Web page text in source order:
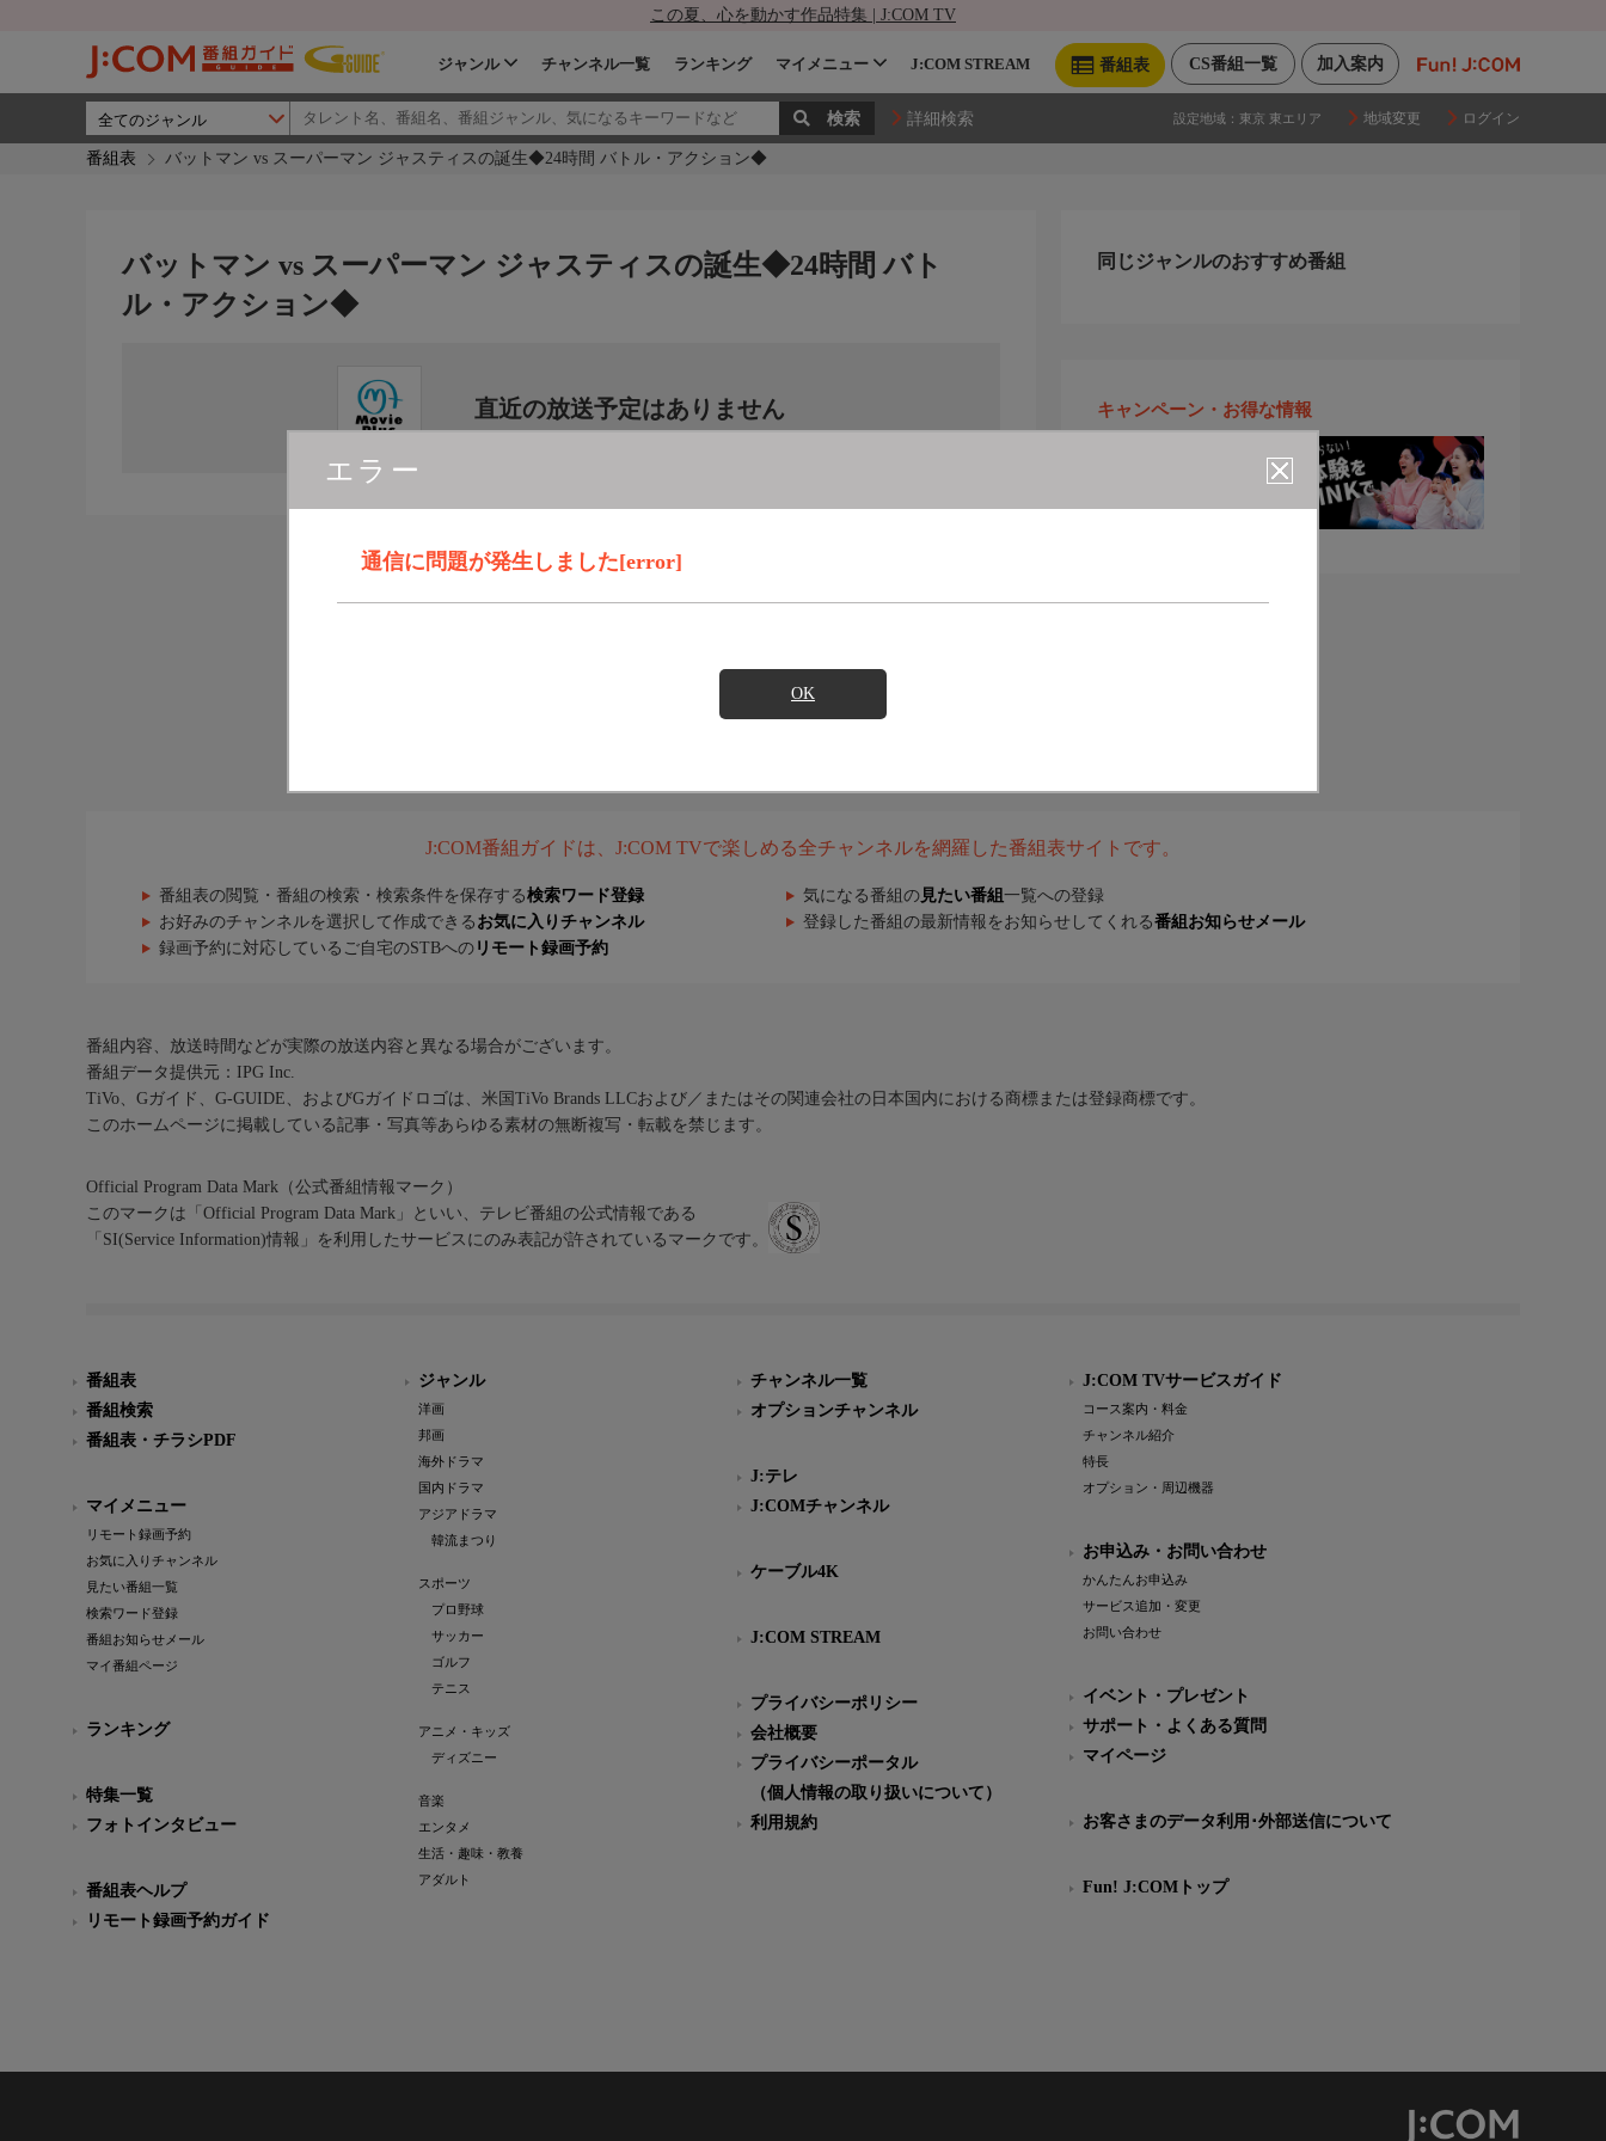
この夏、心を動かす作品特集 | J:COM TV
加入案内
CS番組一覧
番組表
ジャンル チャンネル一覧 ランキング マイメニュー J:COM STREAM
詳細検索 設定地域： 東京 東エリア 地域変更 ログイン
番組表 バットマン vs スーパーマン ジャスティスの誕生◆24時間 バトル・アクション◆
エラー
通信に問題が発生しました[error]
OK
バットマン vs スーパーマン ジャスティスの誕生◆24時間 バト
ル・アクション◆
直近の放送予定はありません
同じジャンルのおすすめ番組
キャンペーン・お得な情報
J:COM番組ガイドは、J:COM TVで楽しめる全チャンネルを網羅した番組表サイトです。
番組表の閲覧・番組の検索・検索条件を保存する検索ワード登録 気になる番組の 見たい番組 一覧への登録
お好みのチャンネルを選択して作成できる お気に入りチャンネル 登録した番組の最新情報をお知らせしてくれる番組お知らせメール
録画予約に対応しているご自宅のSTBへの リモート録画予約
番組内容、放送時間などが実際の放送内容と異なる場合がございます。
番組データ提供元：IPG Inc.
TiVo、Gガイド、G-GUIDE、およびGガイドロゴは、米国TiVo Brands LLCおよび／またはその関連会社の日本国内における商標または登録商標です。
このホームページに掲載している記事・写真等あらゆる素材の無断複写・転載を禁じます。
Official Program Data Mark（公式番組情報マーク）
このマークは「Official Program Data Mark」といい、テレビ番組の公式情報である
「SI(Service Information)情報」を利用したサービスにのみ表記が許されているマークです。
番組表
番組検索
番組表・チラシPDF
マイメニュー
リモート録画予約
お気に入りチャンネル
見たい番組一覧
検索ワード登録
番組お知らせメール
マイ番組ページ
ランキング
特集一覧
フォトインタビュー
番組表ヘルプ
リモート録画予約ガイド
ジャンル
洋画
邦画
海外ドラマ
国内ドラマ
アジアドラマ
韓流まつり
スポーツ
プロ野球
サッカー
ゴルフ
テニス
アニメ・キッズ
ディズニー
音楽
エンタメ
生活・趣味・教養
アダルト
チャンネル一覧
オプションチャンネル
J:テレ
J:COMチャンネル
ケーブル4K
J:COM STREAM
プライバシーポリシー
会社概要
プライバシーポータル
（個人情報の取り扱いについて）
利用規約
J:COM TVサービスガイド
コース案内・料金
チャンネル紹介
特長
オプション・周辺機器
お申込み・お問い合わせ
かんたんお申込み
サービス追加・変更
お問い合わせ
イベント・プレゼント
サポート・よくある質問
マイページ
お客さまのデータ利用･外部送信について
Fun! J:COMトップ